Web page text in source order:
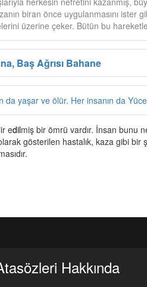
biran önce uygulanmasını ister
üzerine çeker. Bütün bu
Baş Ağrısı Bahane
da yaşar ve ölür. Her insanın da Yüce
edilmiş bir ömrü vardır. İnsan bunu
gösterilen hastalık, kaza gibi bir
Hakkında